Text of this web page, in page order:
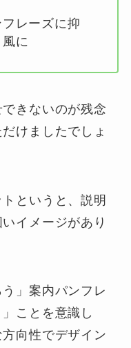
レーズに抑
に
きないのが残念
けましたでしょ
というと、説明
イメージがあり
」案内パンフレ
ことを意識し
向性でデザイン